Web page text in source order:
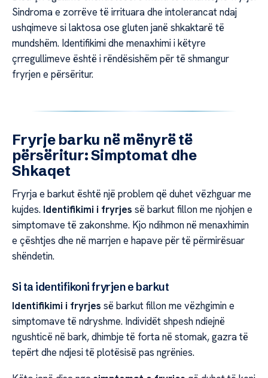
Sindroma e zorrëve të irrituara dhe intolerancat ndaj
ushqimeve si laktosa ose gluten janë shkaktarë të
mundshëm. Identifikimi dhe menaxhimi i këtyre
çrregullimeve është i rëndësishëm për të shmangur
fryrjen e përsëritur.
Fryrje barku në mënyrë të
përsëritur: Simptomat dhe
Shkaqet
Fryrja e barkut është një problem që duhet vëzhguar me
kujdes. Identifikimi i fryrjes së barkut fillon me njohjen e
simptomave të zakonshme. Kjo ndihmon në menaxhimin
e çështjes dhe në marrjen e hapave për të përmirësuar
shëndetin.
Si ta identifikoni fryrjen e barkut
Identifikimi i fryrjes së barkut fillon me vëzhgimin e
simptomave të ndryshme. Individët shpesh ndiejnë
ngushticë në bark, dhimbje të forta në stomak, gazra të
tepërt dhe ndjesi të plotësisë pas ngrënies.